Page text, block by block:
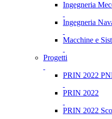
Ingegneria
Ingegneria
Macchine e
Progetti
PRIN 2022
PRIN 2022
PRIN 2022